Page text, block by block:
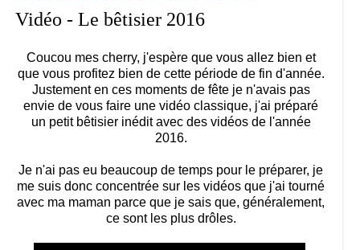
Vidéo - Le bêtisier 2016
Coucou mes cherry, j'espère que vous allez bien et
que vous profitez bien de cette période de fin d'année.
Justement en ces moments de fête je n'avais pas
envie de vous faire une vidéo classique, j'ai préparé
un petit bêtisier inédit avec des vidéos de l'année
2016.
Je n'ai pas eu beaucoup de temps pour le préparer, je
me suis donc concentrée sur les vidéos que j'ai tourné
avec ma maman parce que je sais que, généralement,
ce sont les plus drôles.